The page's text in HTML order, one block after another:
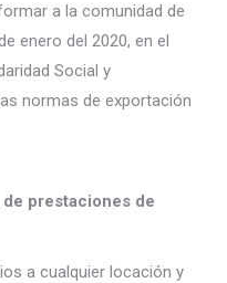
a la comunidad de
enero del 2020, en el
Social y
normas de exportación
prestaciones de
a cualquier locación y